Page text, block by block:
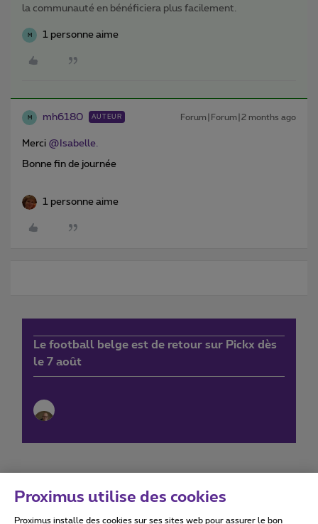
la communauté en bénéficiera plus facilement.
M 1 personne aime
M mh6180 AUTEUR Forum|Forum|2 months ago
Merci ​ @Isabelle.
Bonne fin de journée
1 personne aime
Le football belge est de retour sur Pickx dès
le 7 août
Proximus utilise des cookies
Proximus installe des cookies sur ses sites web pour assurer le bon